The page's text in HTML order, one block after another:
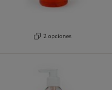
2 opciones